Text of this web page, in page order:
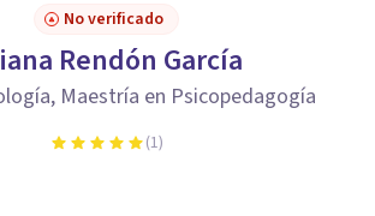
No verificado
Rendón García
Maestría en Psicopedagogía
(1)